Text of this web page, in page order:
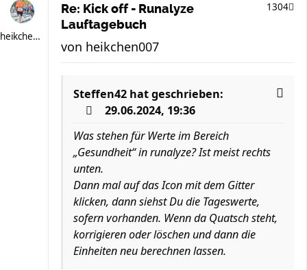
heikchen007
Re: Kick off - Runalyze
Lauftagebuch
1304
von heikchen007
Steffen42 hat geschrieben:
29.06.2024, 19:36
Was stehen für Werte im Bereich
„Gesundheit“ in runalyze? Ist meist rechts
unten.
Dann mal auf das Icon mit dem Gitter
klicken, dann siehst Du die Tageswerte,
sofern vorhanden. Wenn da Quatsch steht,
korrigieren oder löschen und dann die
Einheiten neu berechnen lassen.